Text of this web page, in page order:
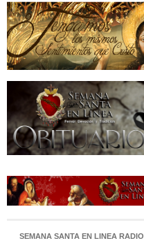
SEMANA SANTA EN LINEA RADIO